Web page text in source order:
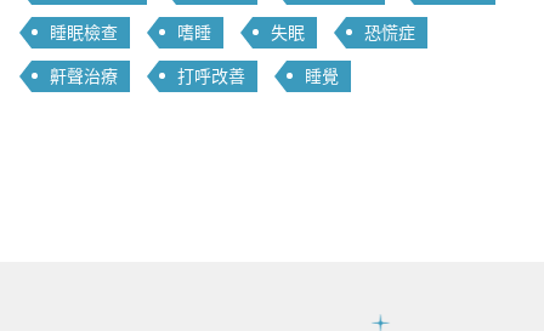
睡眠檢查 嗜睡 失眠 恐慌症
鼾聲治療 打呼改善 睡覺